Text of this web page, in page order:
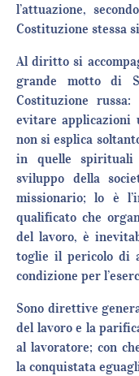
l’attuazione,
Costituzione stessa
Al diritto si
grande motto di
Costituzione
evitare applicazioni
non si esplica
in quelle spirituali
sviluppo della
missionario; lo è
qualificato che
del lavoro, è
toglie il pericolo di
condizione per
Sono direttive
del lavoro e la
al lavoratore; con
la conquistata